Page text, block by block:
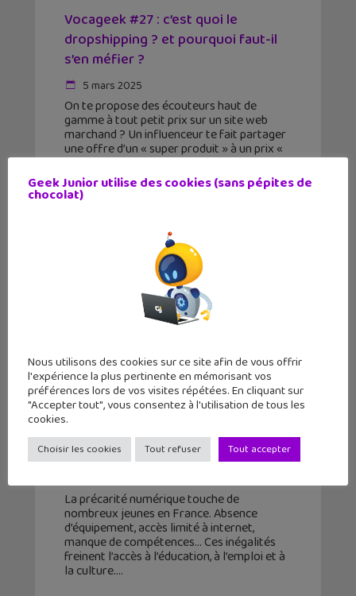
Vocageek #27 : c’est quoi le
dropshipping ? et pourquoi faut-il
s’en méfier ?
5 mars 2025
On te propose des écouteurs haut de
gamme à tout petit prix sur un site web
marchand ? Un influenceur te fait partager
une offre d’un « super produit » à un prix «
sacrifié
Vocageek #27 : c’est quoi la
précarité numérique ?
La précarité numérique touche de
nombreux jeunes en France. Absence
d’équipement, accès limité à internet,
manque de compétences… Ces inégalités
freinent l’accès à l’éducation, à l’emploi et à
la culture.
Geek Junior utilise des cookies (sans pépites de
chocolat)
Nous utilisons des cookies sur ce site afin de vous offrir
l'expérience la plus pertinente en mémorisant vos
préférences lors de vos visites répétées. En cliquant sur
"Accepter tout", vous consentez à l'utilisation de tous les
cookies.
Choisir les cookies Tout refuser Tout accepter